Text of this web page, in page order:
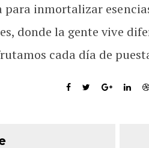
inmortalizar
donde la gente vive
cada día de